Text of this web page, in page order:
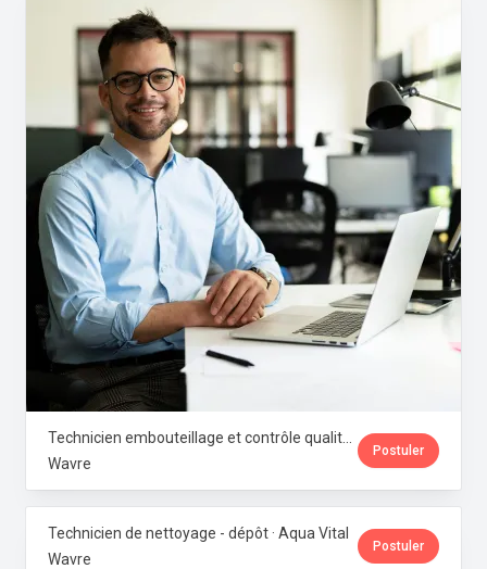
Wavre
Postuler
Technicien de nettoyage - dépôt · Aqua Vital
Wavre
Postuler